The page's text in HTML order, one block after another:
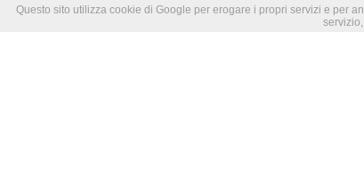
Questo sito utilizza cookie di Google per erogare i propri servizi e per